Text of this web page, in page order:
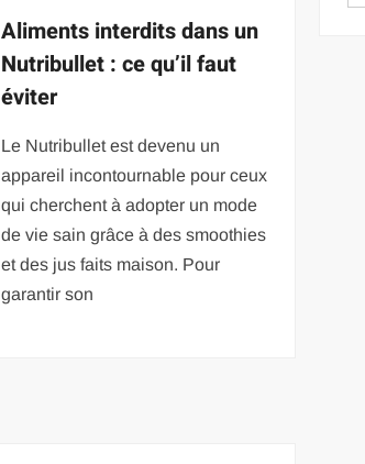
Aliments interdits dans un
Nutribullet : ce qu’il faut
éviter
Le Nutribullet est devenu un
appareil incontournable pour ceux
qui cherchent à adopter un mode
de vie sain grâce à des smoothies
et des jus faits maison. Pour
garantir son